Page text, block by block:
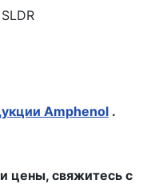
Amphenol .
цены, свяжитесь с